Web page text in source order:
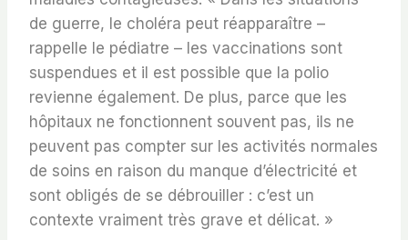
de guerre, le choléra peut réapparaître –
rappelle le pédiatre – les vaccinations sont
suspendues et il est possible que la polio
revienne également. De plus, parce que les
hôpitaux ne fonctionnent souvent pas, ils ne
peuvent pas compter sur les activités normales
de soins en raison du manque d’électricité et
sont obligés de se débrouiller : c’est un
contexte vraiment très grave et délicat. »